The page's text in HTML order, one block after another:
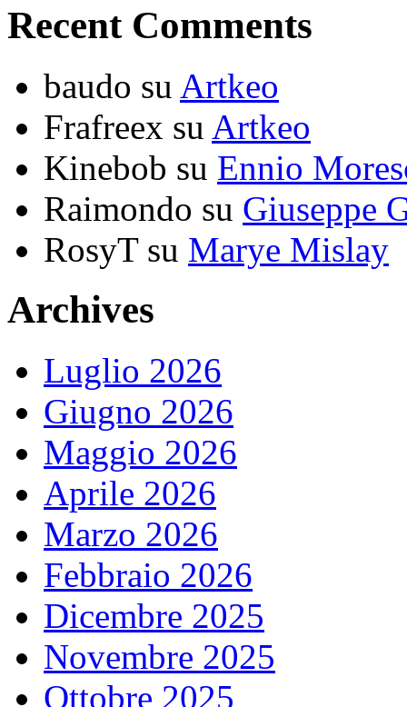
Recent Comments
baudo su Artkeo
Frafreex su Artkeo
Kinebob su Ennio
Raimondo su Giuseppe
RosyTsu Marye Mislay
Archives
Luglio 2026
Giugno 2026
Maggio 2026
Aprile 2026
Marzo 2026
Febbraio 2026
Dicembre 2025
Novembre 2025
Ottobre 2025